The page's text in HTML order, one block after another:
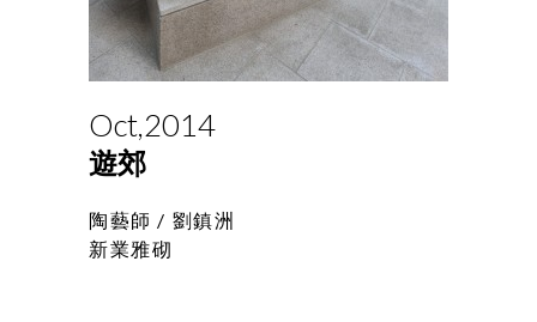
Oct,2014
遊郊
陶藝師 / 劉鎮洲
新業雅砌